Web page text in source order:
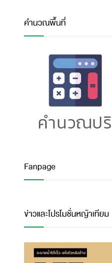
คำนวณพื้นที่
Fanpage
ข่าวและโปรโมชั่นหญ้าเทียม